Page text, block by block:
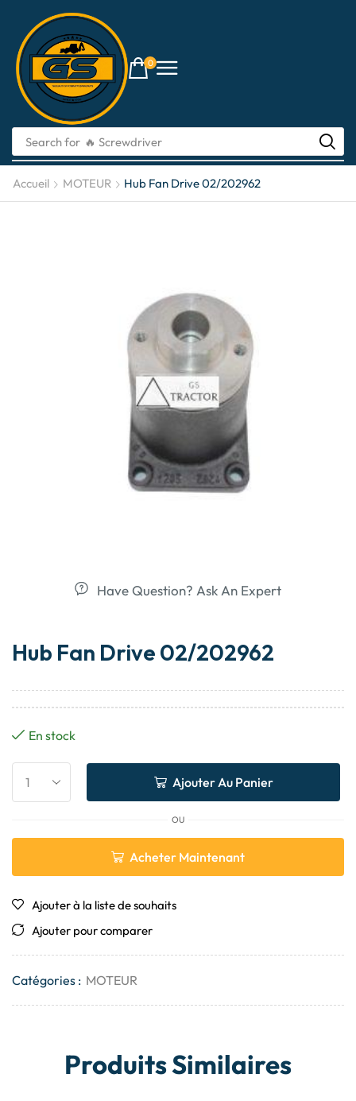
0
Search for 🔥 li-ion batteries
Accueil MOTEUR Hub Fan Drive 02/202962
Have Question? Ask An Expert
Hub Fan Drive 02/202962
En stock
Ajouter Au Panier
OU
Acheter Maintenant
Ajouter à la liste de souhaits
Ajouter pour comparer
Catégories : MOTEUR
Produits Similaires